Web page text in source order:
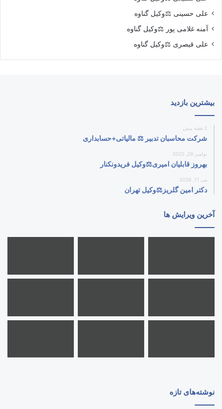
علی حسینی ⚖️وکیل گناوه
آمنه غلامی پور ⚖️وکیل گناوه
علی قیصری ⚖️وکیل گناوه
بیشترین بازدید
2 هفته پیش
شرکت محاسبان تدبیر ⚖️ مالیاتی+حسابداری
نوامبر 26, 2025
بهروز قابلیان امیری⚖️وکیل فریدونکنار
می 11, 2026
دکتر امین گلریز⚖️وکیل تهران
آخرین ویرایش ها
نوشته‌های تازه